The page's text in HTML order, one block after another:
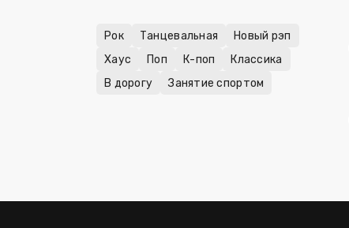
Рок Танцевальная
Новый рэп
Хаус
Поп К-поп
Классика
В дорогу
Занятие спортом